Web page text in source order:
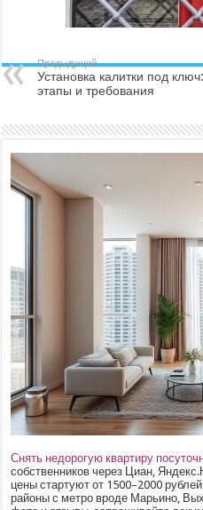
Предыдущий
Установка калитки под ключ:
этапы и требования
Снять недорогую квартиру
собственников через Циан,
цены стартуют от 1500–2000
районы с метро вроде Марьино,